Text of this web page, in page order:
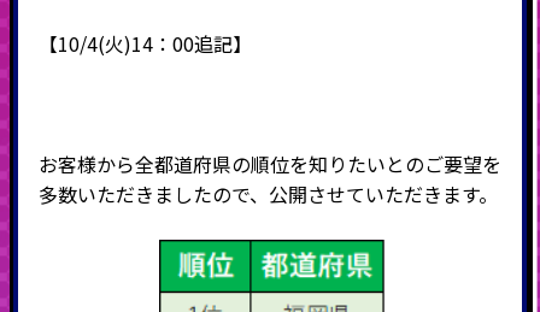
【10/4(火)14：00追記】
お客様から全都道府県の順位を知りたいとのご要望を
多数いただきましたので、公開させていただきます。